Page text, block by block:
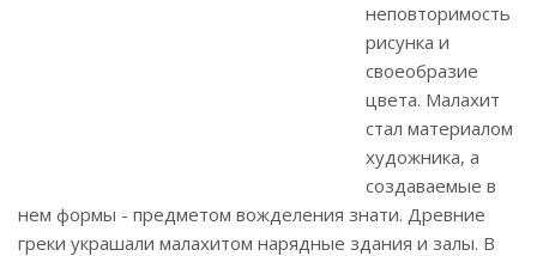
неповторимость
рисунка и
своеобразие
цвета. Малахит
стал материалом
художника, а
создаваемые в
нем формы - предметом вожделения знати. Древние
греки украшали малахитом нарядные здания и залы. В